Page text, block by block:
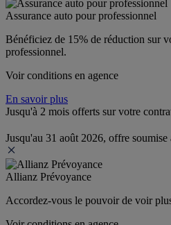
Assurance auto pour professionnel
Bénéficiez de 15% de réduction sur
professionnel.
Voir conditions en agence
En savoir plus
Jusqu'à 2 mois offerts sur votre
Jusqu'au 31 août 2026, offre soumise
Allianz Prévoyance
Accordez-vous le pouvoir de voir